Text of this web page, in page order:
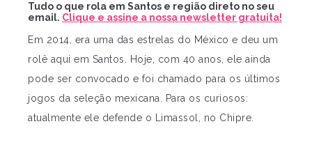
Tudo o que rola em Santos e região direto no seu
email. Clique e assine a nossa newsletter gratuita!
Em 2014, era uma das estrelas do México e deu um
rolê aqui em Santos. Hoje, com 40 anos, ele ainda
pode ser convocado e foi chamado para os últimos
jogos da seleção mexicana. Para os curiosos:
atualmente ele defende o Limassol, no Chipre.